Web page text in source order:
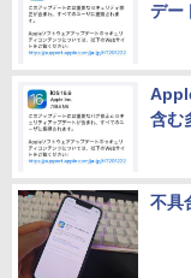
デー
含む
不具